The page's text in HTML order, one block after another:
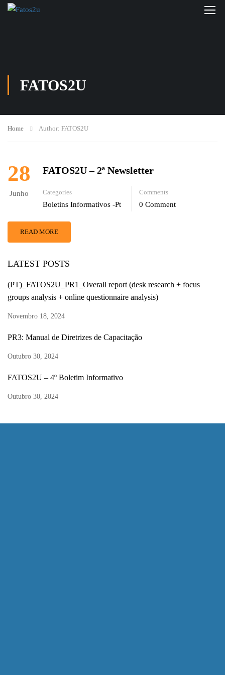
FATOS2U
Home Author: FATOS2U
28
Junho
FATOS2U – 2ª Newsletter
Categories
Boletins Informativos -pt
Comments
0 Comment
READ MORE
LATEST POSTS
(PT)_FATOS2U_PR1_Overall report (desk research + focus
groups analysis + online questionnaire analysis)
Novembro 18, 2024
PR3: Manual de Diretrizes de Capacitação
Outubro 30, 2024
FATOS2U – 4º Boletim Informativo
Outubro 30, 2024